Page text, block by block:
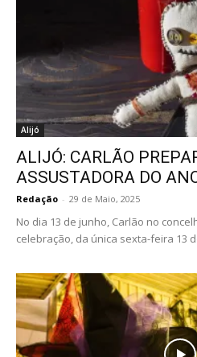
Alijó
ALIJÓ: CARLÃO
ASSUSTADORA DO
Redação - 29 de Maio, 2025
No dia 13 de junho, Carlão no
celebração, da única sexta-feira 13